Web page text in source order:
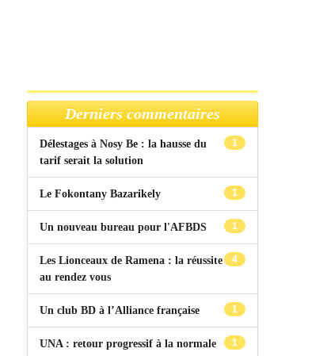
Derniers commentaires
1
Délestages à Nosy Be : la hausse du
tarif serait la solution
1
Le Fokontany Bazarikely
1
Un nouveau bureau pour l'AFBDS
4
Les Lionceaux de Ramena : la réussite
au rendez vous
1
Un club BD à l’Alliance française
1
UNA : retour progressif à la normale